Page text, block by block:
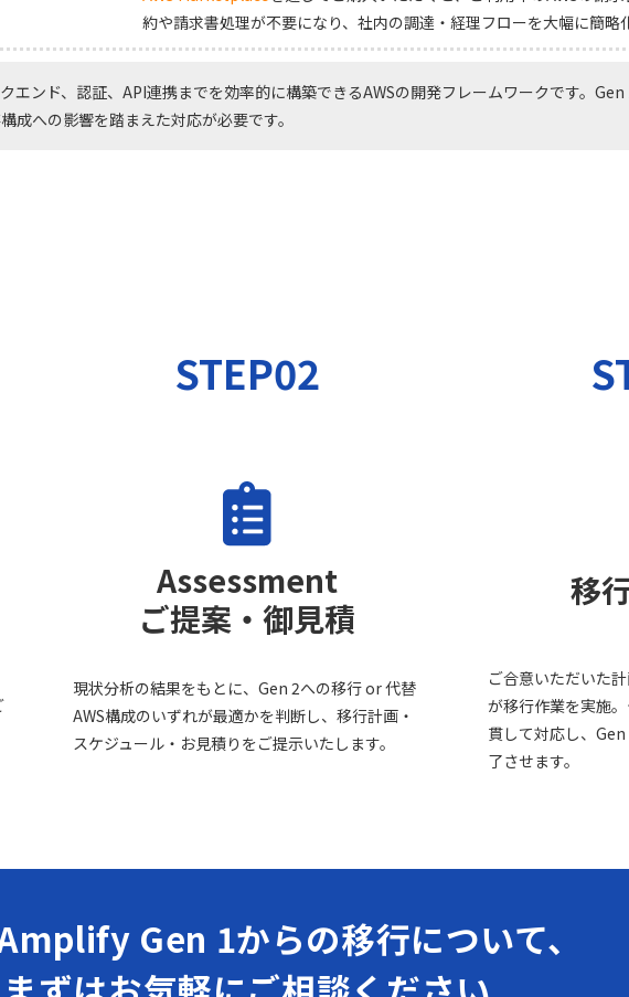
約や請求書処理が不要になり、社内の調達・経理フローを大幅に簡略
エンド、認証、API連携までを効率的に構築できるAWSの開発フレームワークです。
成への影響を踏まえた対応が必要です。
STEP02
Assessment
ご提案・御見積
現状分析の結果をもとに、Gen 2への移行 or 代替
AWS構成のいずれが最適かを判断し、移行計画・
スケジュール・お見積りをご提示いたします。
移
ご合意いただいた
が移行作業を実施
貫して対応し、
了させます。
Gen 1からの移行について、